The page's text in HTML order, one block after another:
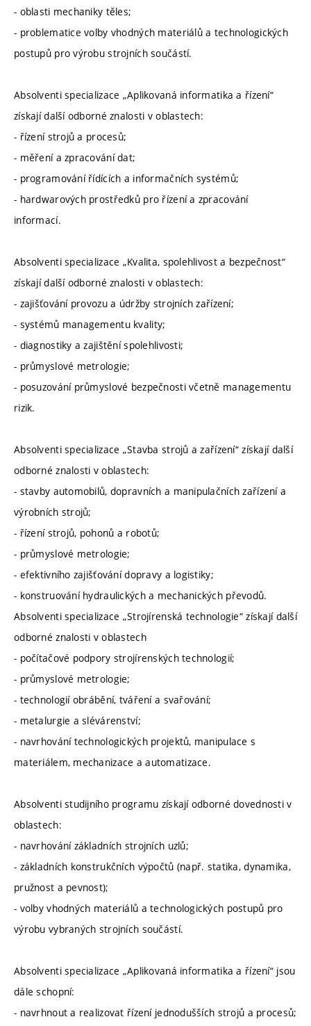
- oblasti mechaniky těles;
- problematice volby vhodných materiálů a technologických
postupů pro výrobu strojních součástí.
Absolventi specializace „Aplikovaná informatika a řízení“
získají další odborné znalosti v oblastech:
- řízení strojů a procesů;
- měření a zpracování dat;
- programování řídících a informačních systémů;
- hardwarových prostředků pro řízení a zpracování
informací.
Absolventi specializace „Kvalita, spolehlivost a bezpečnost“
získají další odborné znalosti v oblastech:
- zajišťování provozu a údržby strojních zařízení;
- systémů managementu kvality;
- diagnostiky a zajištění spolehlivosti;
- průmyslové metrologie;
- posuzování průmyslové bezpečnosti včetně managementu
rizik.
Absolventi specializace „Stavba strojů a zařízení“ získají další
odborné znalosti v oblastech:
- stavby automobilů, dopravních a manipulačních zařízení a
výrobních strojů;
- řízení strojů, pohonů a robotů;
- průmyslové metrologie;
- efektivního zajišťování dopravy a logistiky;
- konstruování hydraulických a mechanických převodů.
Absolventi specializace „Strojírenská technologie“ získají další
odborné znalosti v oblastech
- počítačové podpory strojírenských technologií;
- průmyslové metrologie;
- technologií obrábění, tváření a svařování;
- metalurgie a slévárenství;
- navrhování technologických projektů, manipulace s
materiálem, mechanizace a automatizace.
Absolventi studijního programu získají odborné dovednosti v
oblastech:
- navrhování základních strojních uzlů;
- základních konstrukčních výpočtů (např. statika, dynamika,
pružnost a pevnost);
- volby vhodných materiálů a technologických postupů pro
výrobu vybraných strojních součástí.
Absolventi specializace „Aplikovaná informatika a řízení“ jsou
dále schopní:
- navrhnout a realizovat řízení jednodušších strojů a procesů;